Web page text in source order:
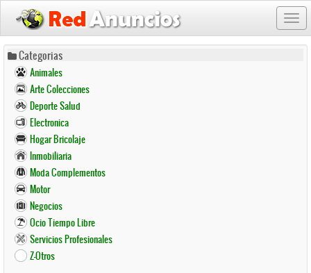
Pasar
contenido
principal
Categorias
Animales
Arte Colecciones
Deporte Salud
Electronica
Hogar Bricolaje
Inmobiliaria
Moda Complementos
Motor
Negocios
Ocio Tiempo Libre
Servicios Profesionales
Z-Otros